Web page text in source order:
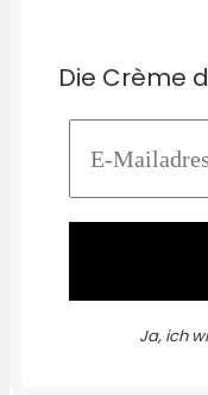
Die Crème
Ja, ich